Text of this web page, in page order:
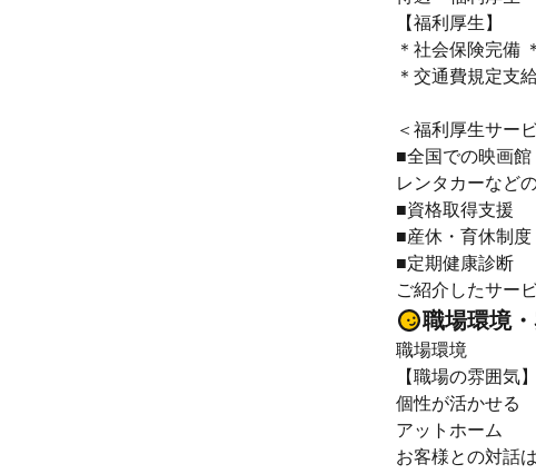
【福利厚生】
＊社会保険完備
＊交通費規定支
＜福利厚生サー
■全国での映画
レンタカーなど
■資格取得支援
■産休・育休制度
■定期健康診断
ご紹介したサー
職場環境
職場環境
【職場の雰囲気】
個性が活かせる
アットホーム
お客様との対話